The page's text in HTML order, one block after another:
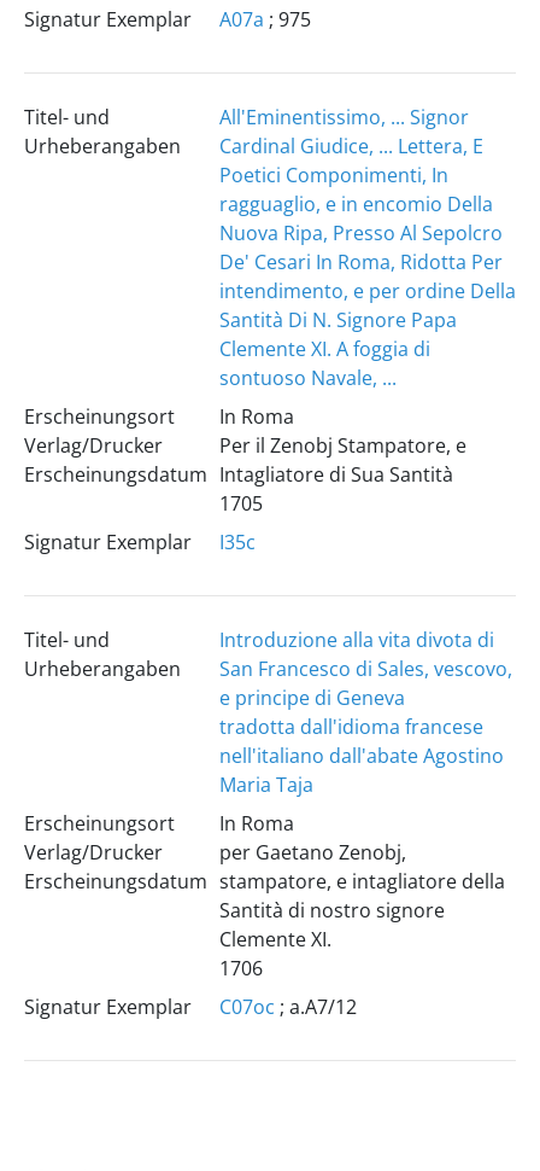
Signatur Exemplar A07a ; 975
Titel- und
Urheberangaben
All'Eminentissimo, ... Signor
Cardinal Giudice, ... Lettera, E
Poetici Componimenti, In
ragguaglio, e in encomio Della
Nuova Ripa, Presso Al Sepolcro
De' Cesari In Roma, Ridotta Per
intendimento, e per ordine Della
Santità Di N. Signore Papa
Clemente XI. A foggia di
sontuoso Navale, ...
Erscheinungsort
Verlag/Drucker
Erscheinungsdatum
In Roma
Per il Zenobj Stampatore, e
Intagliatore di Sua Santità
1705
Signatur Exemplar
I35c
Titel- und
Urheberangaben
Introduzione alla vita divota di
San Francesco di Sales, vescovo,
e principe di Geneva
tradotta dall'idioma francese
nell'italiano dall'abate Agostino
Maria Taja
Erscheinungsort
Verlag/Drucker
Erscheinungsdatum
In Roma
per Gaetano Zenobj,
stampatore, e intagliatore della
Santità di nostro signore
Clemente XI.
1706
Signatur Exemplar
C07oc ; a.A7/12